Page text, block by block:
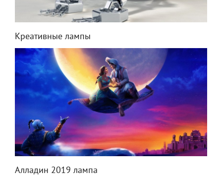
Креативные лампы
Алладин 2019 лампа